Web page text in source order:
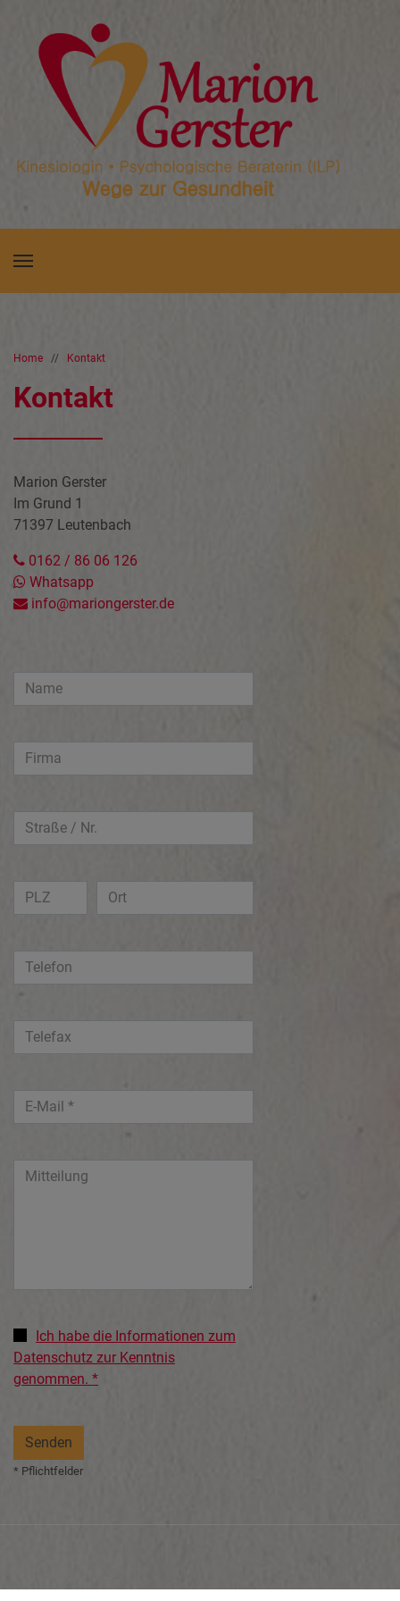
Home // Kontakt
Kontakt
Marion Gerster
Im Grund 1
71397 Leutenbach
0162 / 86 06 126
Whatsapp
info@mariongerster.de
Ich habe die Informationen zum
Datenschutz zur Kenntnis
genommen. *
* Pflichtfelder